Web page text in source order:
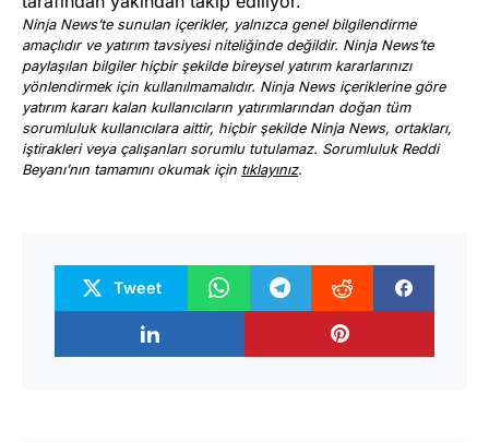
Ninja News’te sunulan içerikler, yalnızca genel bilgilendirme
amaçlıdır ve yatırım tavsiyesi niteliğinde değildir. Ninja News’te
paylaşılan bilgiler hiçbir şekilde bireysel yatırım kararlarınızı
yönlendirmek için kullanılmamalıdır. Ninja News içeriklerine göre
yatırım kararı kalan kullanıcıların yatırımlarından doğan tüm
sorumluluk kullanıcılara aittir, hiçbir şekilde Ninja News, ortakları,
iştirakleri veya çalışanları sorumlu tutulamaz. Sorumluluk Reddi
Beyanı’nın tamamını okumak için tıklayınız.
Tweet